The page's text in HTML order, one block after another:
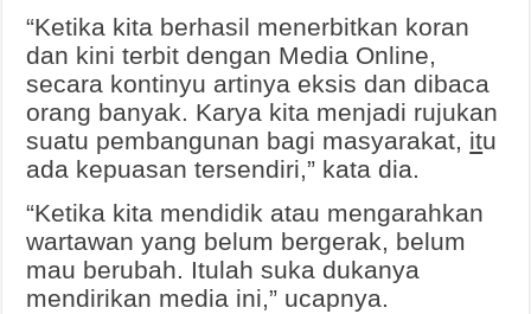
“Ketika kita berhasil menerbitkan koran
dan kini terbit dengan Media Online,
secara kontinyu artinya eksis dan dibaca
orang banyak. Karya kita menjadi rujukan
suatu pembangunan bagi masyarakat, itu
ada kepuasan tersendiri,” kata dia.
“Ketika kita mendidik atau mengarahkan
wartawan yang belum bergerak, belum
mau berubah. Itulah suka dukanya
mendirikan media ini,” ucapnya.